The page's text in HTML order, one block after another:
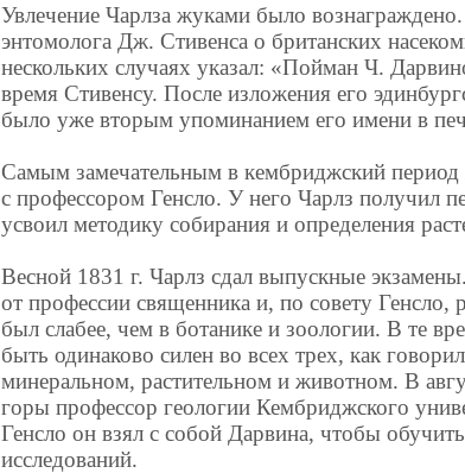
Увлечение Чарлза жуками было
энтомолога Дж. Стивенса о британских
нескольких случаях указал: «Пойман Ч.
время Стивенсу. После изложения его
было уже вторым упоминанием его имени в
Самым замечательным в кембриджский
с профессором Генсло. У него Чарлз получил
усвоил методику собирания и определения
Весной 1831 г. Чарлз сдал выпускные
от профессии священника и, по совету Генсло,
был слабее, чем в ботанике и зоологии. В те
быть одинаково силен во всех трех, как
минеральном, растительном и животном. В
горы профессор геологии Кембриджского
Генсло он взял с собой Дарвина, чтобы
исследований.